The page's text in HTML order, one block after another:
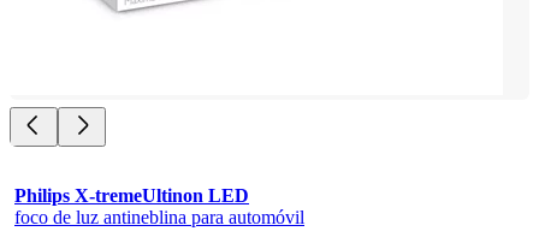
Philips X-tremeUltinon LED
foco de luz antineblina para automóvil